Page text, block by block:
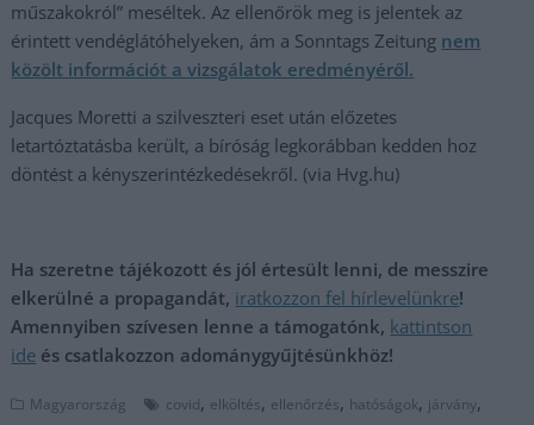
műszakokról” meséltek. Az ellenőrök meg is jelentek az
érintett vendéglátóhelyeken, ám a Sonntags Zeitung nem
közölt információt a vizsgálatok eredményéről.
Jacques Moretti a szilveszteri eset után előzetes
letartóztatásba került, a bíróság legkorábban kedden hoz
döntést a kényszerintézkedésekről. (via Hvg.hu)
Ha szeretne tájékozott és jól értesült lenni, de messzire
elkerülné a propagandát, iratkozzon fel hírlevelünkre!
Amennyiben szívesen lenne a támogatónk, kattintson
ide és csatlakozzon adománygyűjtésünkhöz!
Magyarország covid, elköltés, ellenőrzés, hatóságok, járvány,